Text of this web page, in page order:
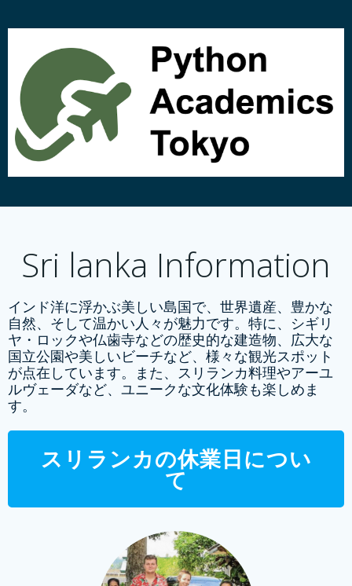
ン
ン
ツ
へ
キ
ッ
プ
Sri lanka Information
インド洋に浮かぶ美しい島国で、世界遺産、豊かな
自然、そして温かい人々が魅力です。特に、シギリ
ヤ・ロックや仏歯寺などの歴史的な建造物、広大な
国立公園や美しいビーチなど、様々な観光スポット
が点在しています。また、スリランカ料理やアーユ
ルヴェーダなど、ユニークな文化体験も楽しめま
す。
スリランカの休業日につい
て